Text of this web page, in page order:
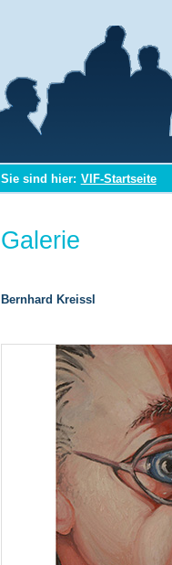
Sie sind hier: VIF-Startseite
Galerie
Bernhard Kreissl